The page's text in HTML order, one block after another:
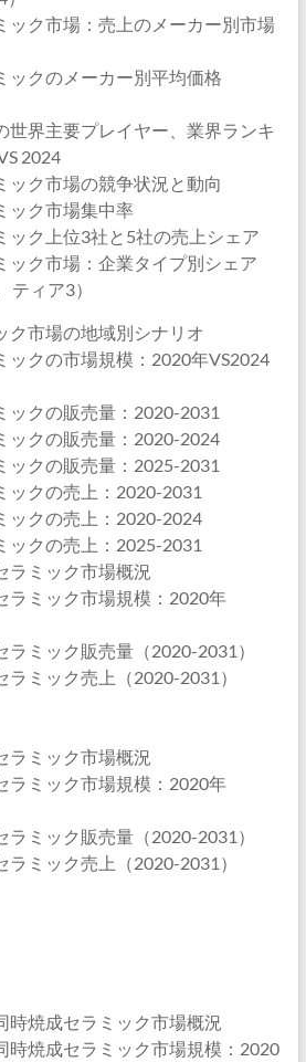
ック市場：売上のメーカー別市場
ックのメーカー別平均価格
世界主要プレイヤー、業界ランキ
2024
ック市場の競争状況と動向
ック市場集中率
ック上位3社と5社の売上シェア
ック市場：企業タイプ別シェア
ティア3）
ク市場の地域別シナリオ
ックの市場規模：2020年VS2024
ックの販売量：2020-2031
ックの販売量：2020-2024
ックの販売量：2025-2031
ックの売上：2020-2031
ックの売上：2020-2024
ックの売上：2025-2031
ラミック市場概況
ラミック市場規模：2020年
ミック販売量（2020-2031）
ミック売上（2020-2031）
ラミック市場概況
ラミック市場規模：2020年
ミック販売量（2020-2031）
ミック売上（2020-2031）
時焼成セラミック市場概況
時焼成セラミック市場規模：2020